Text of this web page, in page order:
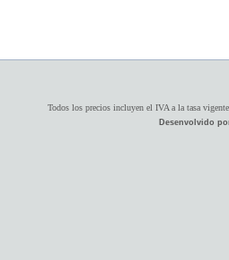
Todos los precios incluyen el IVA a la tasa vigente
Desenvolvido